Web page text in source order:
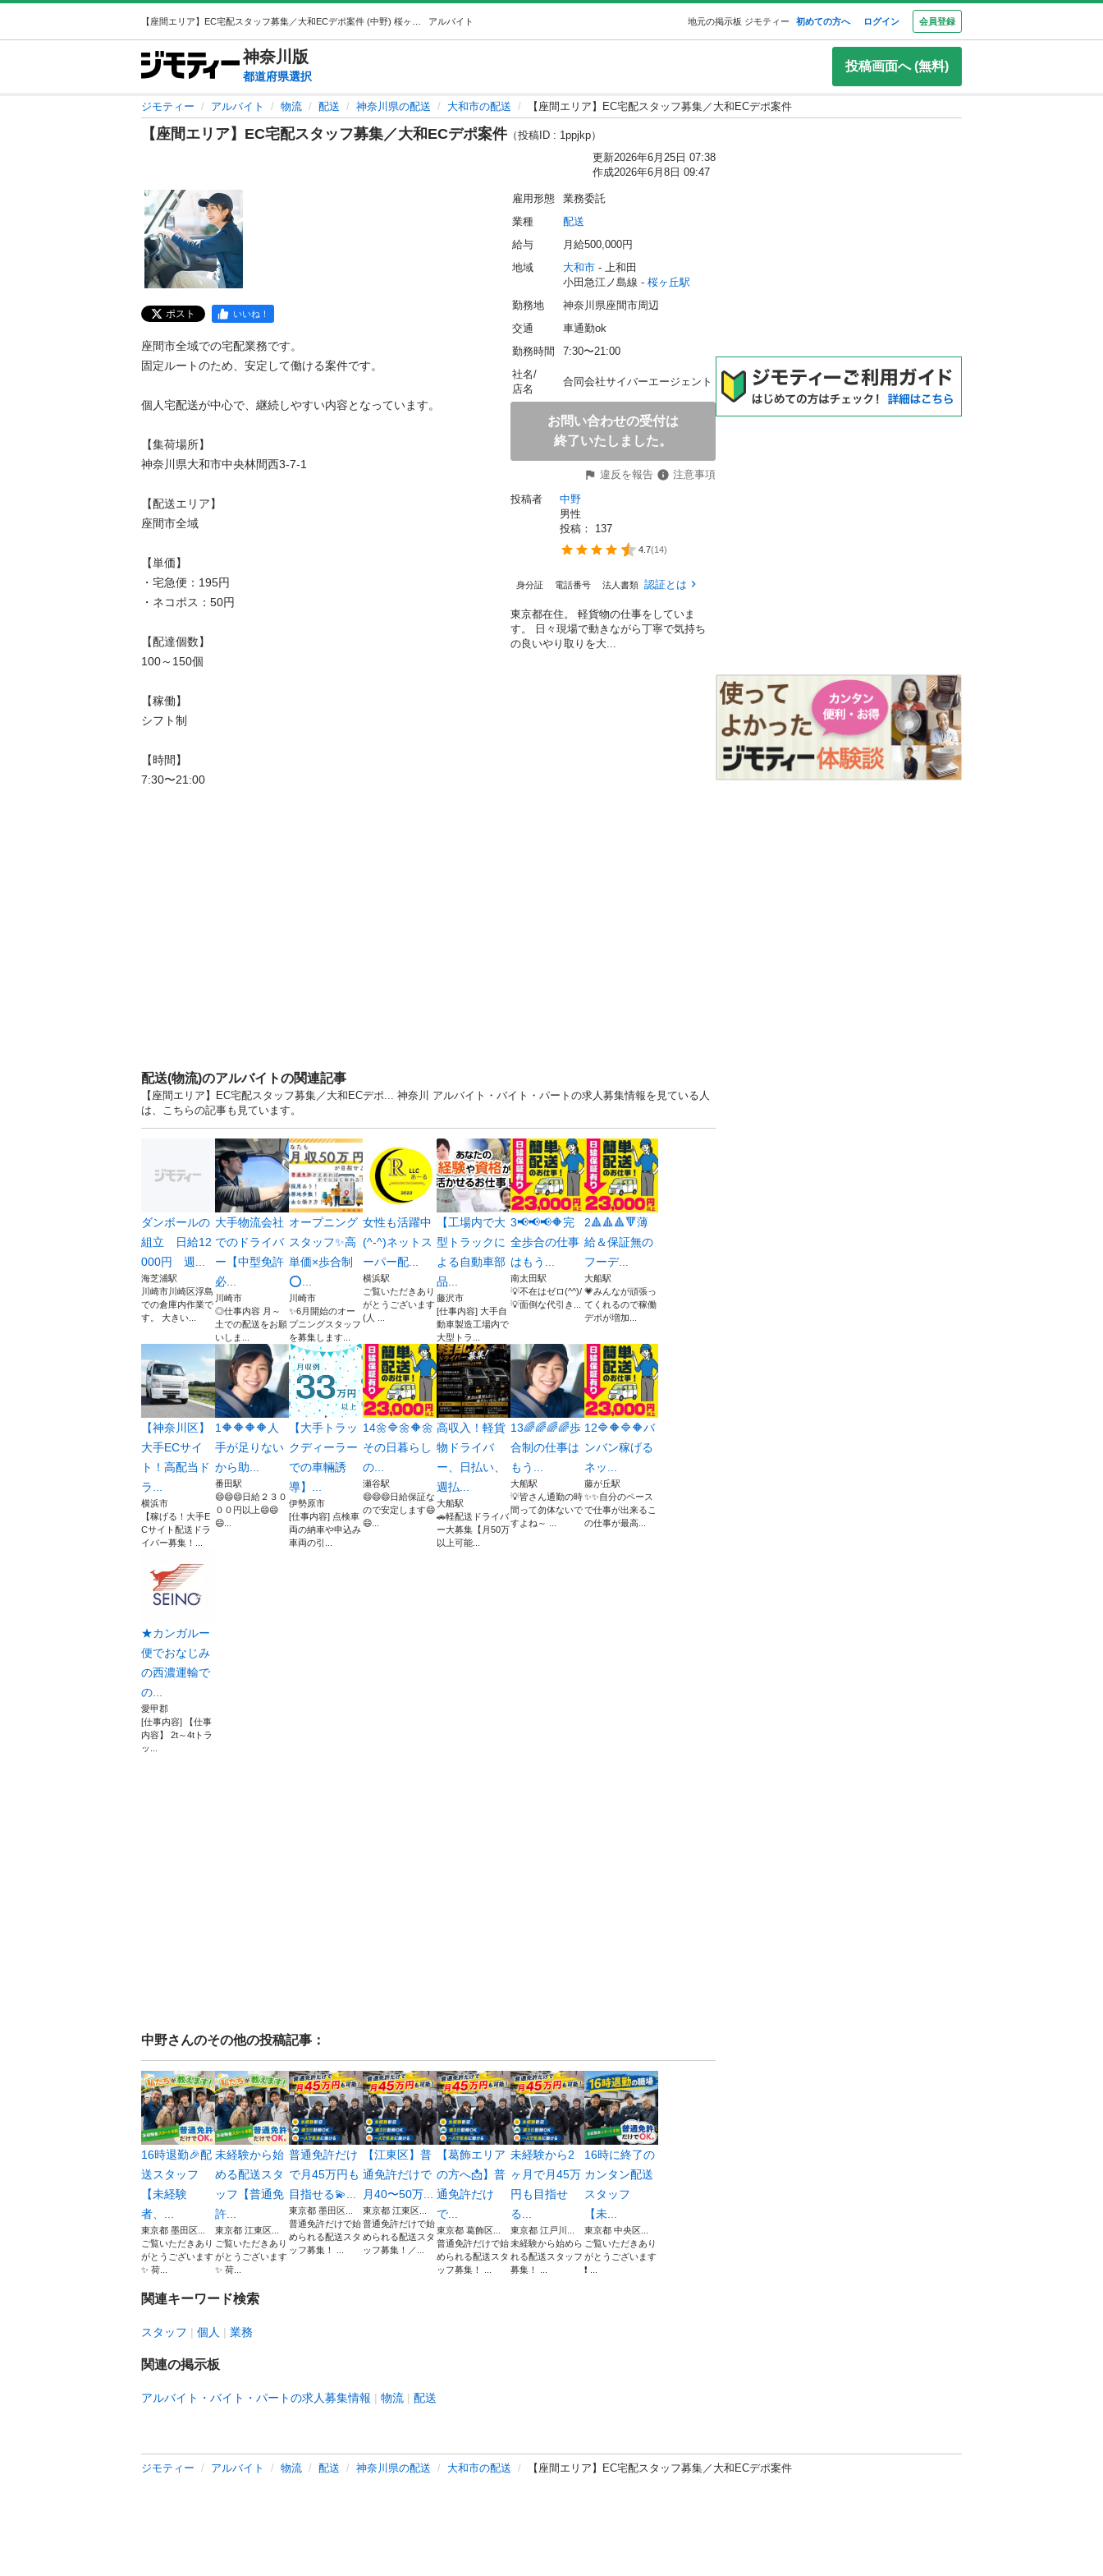
アルバイト 地元の掲示板 ジモティー 初めての方へ ログイン 会員登録
神奈川 版
都道府県選択
投稿画面へ (無料)
ジモティー アルバイト 物流 配送 神奈川県の配送 大和市の配送 【座間エリア】EC宅配スタッフ募集／大和ECデポ案件
【座間エリア】EC宅配スタッフ募集／大和ECデポ案件（投稿ID : 1ppjkp）
更新2026年6月25日 07:38
作成2026年6月8日 09:47
ポスト いいね！
座間市全域での宅配業務です。
固定ルートのため、安定して働ける案件です。
個人宅配送が中心で、継続しやすい内容となっています。
【集荷場所】
神奈川県大和市中央林間西3-7-1
【配送エリア】
座間市全域
【単価】
・宅急便：195円
・ネコポス：50円
【配達個数】
100～150個
【稼働】
シフト制
【時間】
7:30〜21:00
雇用形態
業務委託
業種
配送
給与
月給500,000円
地域
大和市 - 上和田
小田急江ノ島線 - 桜ヶ丘駅
勤務地
神奈川県座間市周辺
交通
車通勤ok
勤務時間
7:30〜21:00
社名/
店名
合同会社サイバーエージェント
お問い合わせの受付は
終了いたしました。
違反を報告
注意事項
投稿者
中野
男性
投稿： 137
4.7(14)
身分証 電話番号 法人書類 認証とは
東京都在住。 軽貨物の仕事をしていま
す。 日々現場で動きながら丁寧で気持ち
の良いやり取りを大...
配送(物流)のアルバイトの関連記事
【座間エリア】EC宅配スタッフ募集／大和ECデポ... 神奈川 アルバイト・バイト・パートの求人募集情報を見ている人
は、こちらの記事も見ています。
ダンボールの
組立 日給12
000円 週...
海芝浦駅
川崎市川崎区浮島
での倉庫内作業で
す。 大きい...
大手物流会社
でのドライバ
ー【中型免許
必...
川崎市
◎仕事内容 月～
土での配送をお願
いしま...
オープニング
スタッフ✨高
単価×歩合制
⭕...
川崎市
✨6月開始のオー
プニングスタッフ
を募集します...
女性も活躍中
(^-^)ネットス
ーパー配...
横浜駅
ご覧いただきあり
がとうございます
(⁠人⁠ ⁠...
【工場内で大
型トラックに
よる自動車部
品...
藤沢市
[仕事内容] 大手自
動車製造工場内で
大型トラ...
3📢📢📢🔶完
全歩合の仕事
はもう...
南太田駅
💡不在はゼロ(^^)/
💡面倒な代引き...
2🔺🔺🔺🔻薄
給＆保証無の
フーデ...
大船駅
💗みんなが頑張っ
てくれるので稼働
デポが増加...
【神奈川区】
大手ECサイ
ト！高配当ド
ラ...
横浜市
【稼げる！大手E
Cサイト配送ドラ
イバー募集！...
1🔶🔶🔶🔶人
手が足りない
から助...
番田駅
😄😄😄日給２３０
００円以上😄😄
😄...
【大手トラッ
クディーラー
での車輛誘
導】...
伊勢原市
[仕事内容] 点検車
両の納車や申込み
車両の引...
14🌼🔷🌼🔶🌼
その日暮らし
の...
瀬谷駅
😄😄😄日給保証な
ので安定します😄
😄...
高収入！軽貨
物ドライバ
ー、日払い、
週払...
大船駅
🚗軽配送ドライバ
ー大募集【月50万
以上可能...
13🌈🌈🌈🌈歩
合制の仕事は
もう...
大船駅
💡皆さん通勤の時
間って勿体ないで
すよね～ ...
12🔷🔶🔷🔶バ
ンバン稼げる
ネッ...
藤が丘駅
✨✨自分のペース
で仕事が出来るこ
の仕事が最高...
★カンガルー
便でおなじみ
の西濃運輸で
の...
愛甲郡
[仕事内容] 【仕事
内容】 2t～4tトラ
ッ...
中野さんのその他の投稿記事：
16時退勤🎉配
送スタッフ
【未経験
者、...
東京都 墨田区...
ご覧いただきあり
がとうございます
✨ 荷...
未経験から始
める配送スタ
ッフ【普通免
許...
東京都 江東区...
ご覧いただきあり
がとうございます
✨ 荷...
普通免許だけ
で月45万円も
目指せる💫...
東京都 墨田区...
普通免許だけで始
められる配送スタ
ッフ募集！ ...
【江東区】普
通免許だけで
月40〜50万...
東京都 江東区...
普通免許だけで始
められる配送スタ
ッフ募集！／...
【葛飾エリア
の方へ📩】普
通免許だけ
で...
東京都 葛飾区...
普通免許だけで始
められる配送スタ
ッフ募集！ ...
未経験から2
ヶ月で月45万
円も目指せ
る...
東京都 江戸川...
未経験から始めら
れる配送スタッフ
募集！ ...
16時に終了の
カンタン配送
スタッフ
【未...
東京都 中央区...
ご覧いただきあり
がとうございます
❗️ ...
関連キーワード検索
スタッフ 個人 業務
関連の掲示板
アルバイト・バイト・パートの求人募集情報 物流 配送
ジモティー アルバイト 物流 配送 神奈川県の配送 大和市の配送 【座間エリア】EC宅配スタッフ募集／大和ECデポ案件